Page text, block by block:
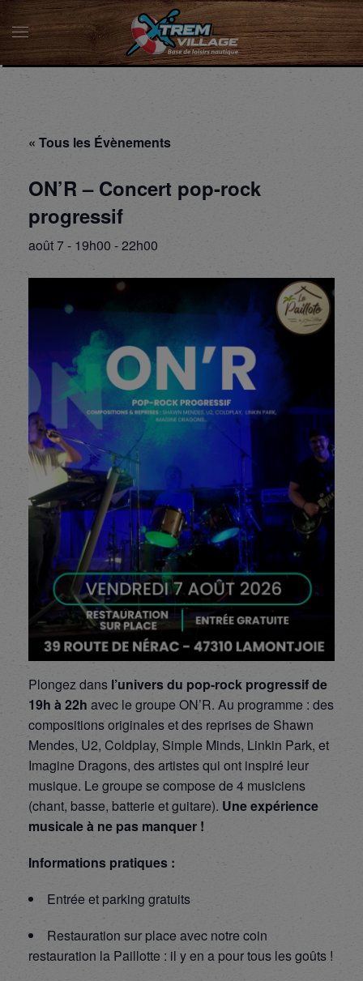
« Tous les Évènements
ON’R – Concert pop-rock
progressif
août 7 - 19h00 -22h00
Plongez dans l’univers du pop-rock progressif de
19h à 22h avec le groupe ON’R. Au programme : des
compositions originales et des reprises de Shawn
Mendes, U2, Coldplay, Simple Minds, Linkin Park, et
Imagine Dragons, des artistes qui ont inspiré leur
musique. Le groupe se compose de 4 musiciens
(chant, basse, batterie et guitare). Une expérience
musicale à ne pas manquer !
Informations pratiques :
Entrée et parking gratuits
Restauration sur place avec notre coin
restauration la Paillotte : il y en a pour tous les goûts !